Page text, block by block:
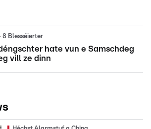
8 Blesséierter
hate vun e Samschdeg
vill ze dinn